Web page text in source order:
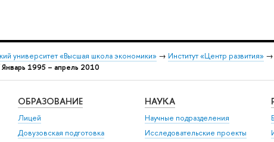
университет «Высшая школа экономики» → Институт «Центр развития» →
1995 – апрель 2010
ОБРАЗОВАНИЕ
Лицей
Довузовская подготовка
НАУКА
Научные подразделения
Исследовательские проекты